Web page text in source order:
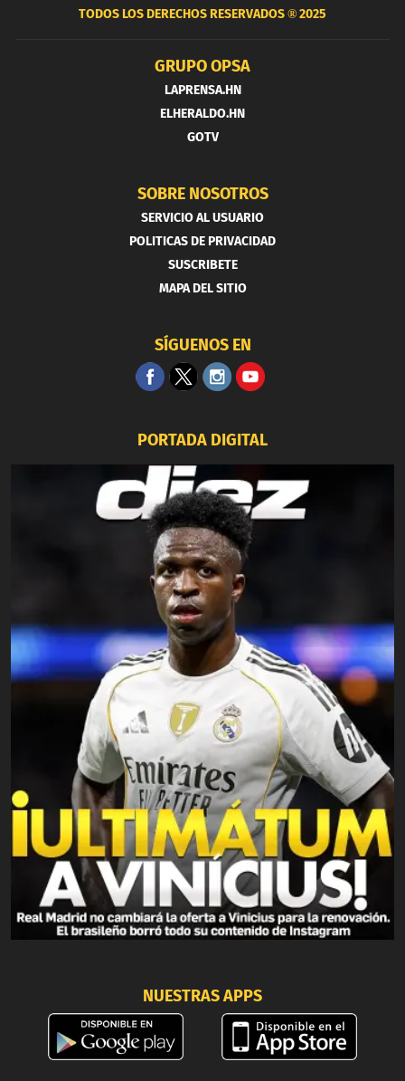
TODOS LOS DERECHOS RESERVADOS ®2025
GRUPO OPSA
LAPRENSA.HN
ELHERALDO.HN
GOTV
SOBRE NOSOTROS
SERVICIO AL USUARIO
POLITICAS DE PRIVACIDAD
SUSCRIBETE
MAPA DEL SITIO
SÍGUENOS EN
PORTADA DIGITAL
NUESTRAS APPS